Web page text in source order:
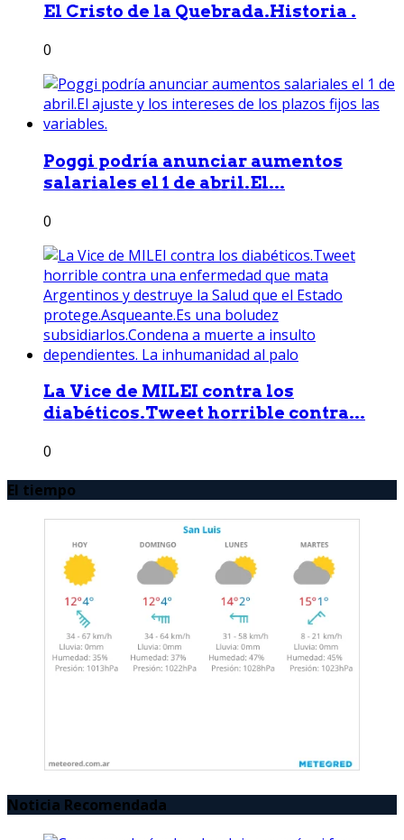
El Cristo de la Quebrada.Historia .
0
Poggi podría anunciar aumentos
salariales el 1 de abril.El...
0
La Vice de MILEI contra los
diabéticos.Tweet horrible contra...
0
El tiempo
Noticia Recomendada